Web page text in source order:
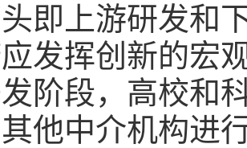
即上游研发和
发挥创新的宏
阶段，高校和
他中介机构进